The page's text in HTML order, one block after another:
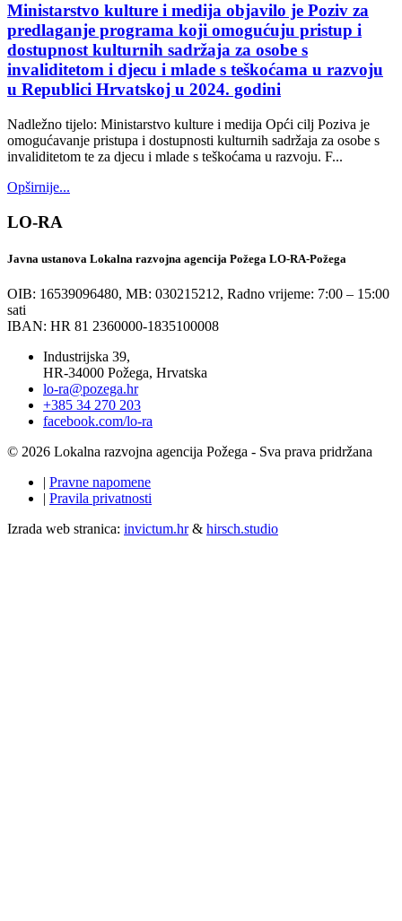
Ministarstvo kulture i medija objavilo je Poziv za
predlaganje programa koji omogućuju pristup i
dostupnost kulturnih sadržaja za osobe s
invaliditetom i djecu i mlade s teškoćama u razvoju
u Republici Hrvatskoj u 2024. godini
Nadležno tijelo: Ministarstvo kulture i medija Opći cilj Poziva je
omogućavanje pristupa i dostupnosti kulturnih sadržaja za osobe s
invaliditetom te za djecu i mlade s teškoćama u razvoju. F...
Opširnije...
LO-RA
Javna ustanova Lokalna razvojna agencija Požega LO-RA-Požega
OIB: 16539096480, MB: 030215212, Radno vrijeme: 7:00 – 15:00
sati
IBAN: HR 81 2360000-1835100008
Industrijska 39,
HR-34000 Požega, Hrvatska
lo-ra@pozega.hr
+385 34 270 203
facebook.com/lo-ra
© 2026 Lokalna razvojna agencija Požega - Sva prava pridržana
| Pravne napomene
| Pravila privatnosti
Izrada web stranica: invictum.hr& hirsch.studio